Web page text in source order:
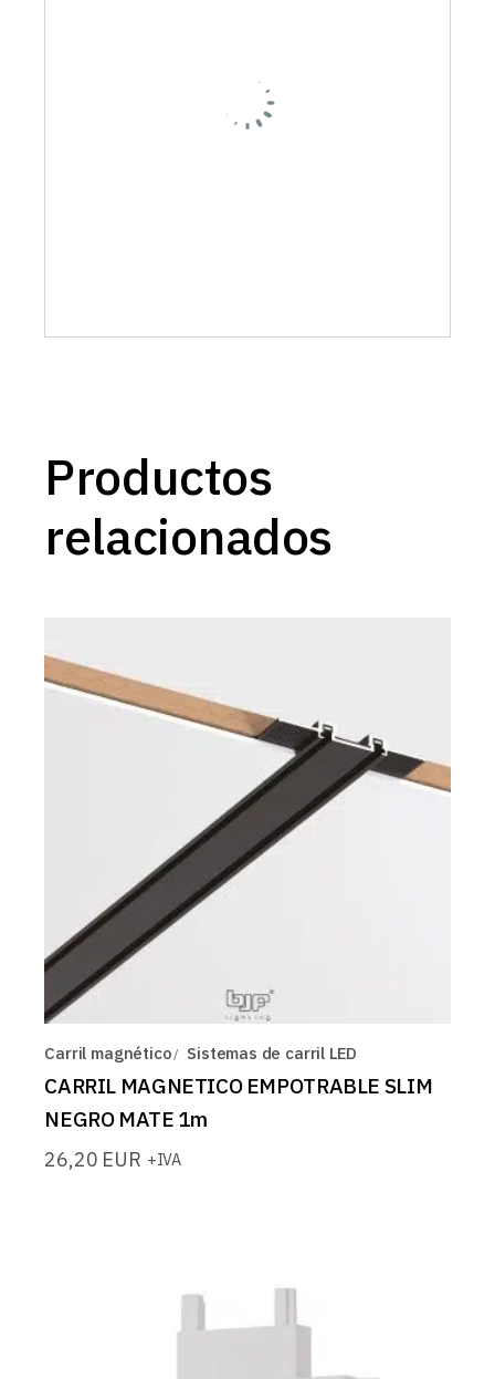
Productos
relacionados
Carril magnético Sistemas de carril LED
CARRIL MAGNETICO EMPOTRABLE SLIM
NEGRO MATE 1m
26,20 EUR +IVA